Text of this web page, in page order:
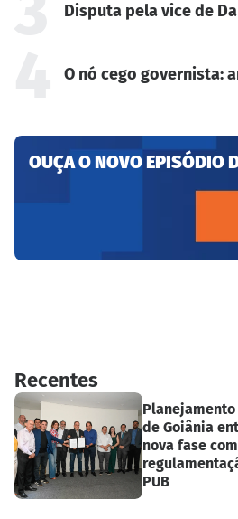
Disputa pela vice de
O nó cego governista:
OUÇA O NOVO EPISÓDIO
Recentes
de Goiânia
nova fase com
PUB